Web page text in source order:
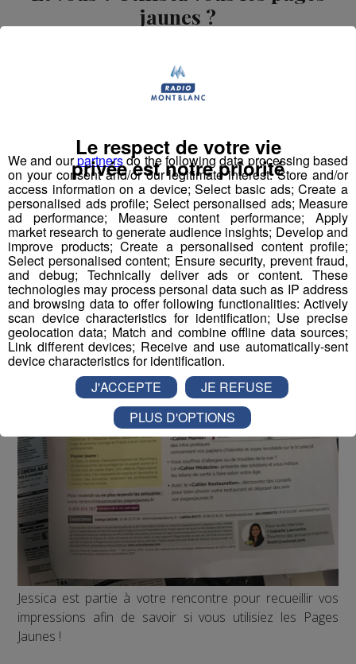
jaunes ?
Animation
Jessica est partie à votre rencontre pour recueillir vos
impressions afin de savoir si vous utilisiez les Pages
Jaunes !
We and ourpartnersdo the following data processing based
on your consent and/or our legitimate interest: Store and/or
access information on a device; Select basic ads; Create a
personalised ads profile; Select personalised ads; Measure
ad performance; Measure content performance; Apply
market research to generate audience insights; Develop and
improve products; Create a personalised content profile;
Select personalised content; Ensure security, prevent fraud,
and debug; Technically deliver ads or content. These
technologies may process personal data such as IP address
and browsing data to offer following functionalities: Actively
scan device characteristics for identification; Use precise
geolocation data; Match and combine offline data sources;
Link different devices; Receive and use automatically-sent
device characteristics for identification.
Le respect de votre vie
privée est notre priorité
J'ACCEPTE
JE REFUSE
PLUS D'OPTIONS